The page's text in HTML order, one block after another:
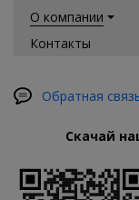
О компании
Контакты
Обратная
Скачай